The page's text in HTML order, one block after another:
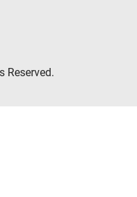
Reserved.